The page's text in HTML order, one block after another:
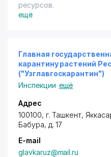
ресурсов.
ещё
Главная
карантину растений
("Узглавгоскарантин")
Инспекции ещё
Адрес
100100, г. Ташкент,
Бабура, д. 17
E-mail
glavkaruz@mail.ru